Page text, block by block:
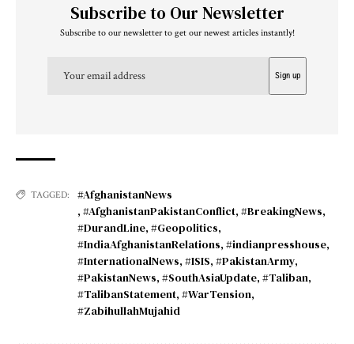
Subscribe to Our Newsletter
Subscribe to our newsletter to get our newest articles instantly!
TAGGED:
#AfghanistanNews
, #AfghanistanPakistanConflict, #BreakingNews,
#DurandLine, #Geopolitics,
#IndiaAfghanistanRelations, #indianpresshouse,
#InternationalNews, #ISIS, #PakistanArmy,
#PakistanNews, #SouthAsiaUpdate, #Taliban,
#TalibanStatement, #WarTension,
#ZabihullahMujahid